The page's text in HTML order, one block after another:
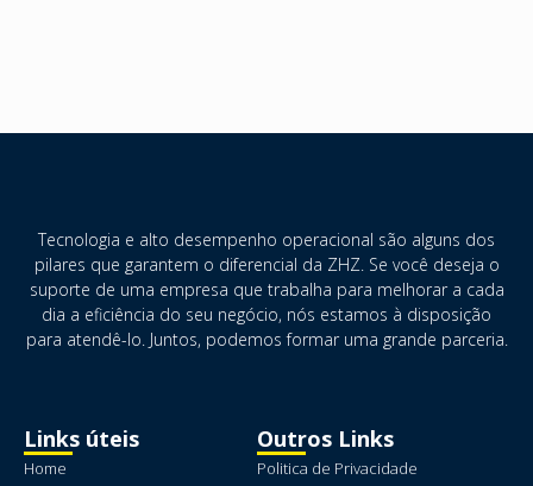
Tecnologia e alto desempenho operacional são alguns dos
pilares que garantem o diferencial da ZHZ. Se você deseja o
suporte de uma empresa que trabalha para melhorar a cada
dia a eficiência do seu negócio, nós estamos à disposição
para atendê-lo. Juntos, podemos formar uma grande parceria.
Links úteis
Home
Outros Links
Politica de Privacidade